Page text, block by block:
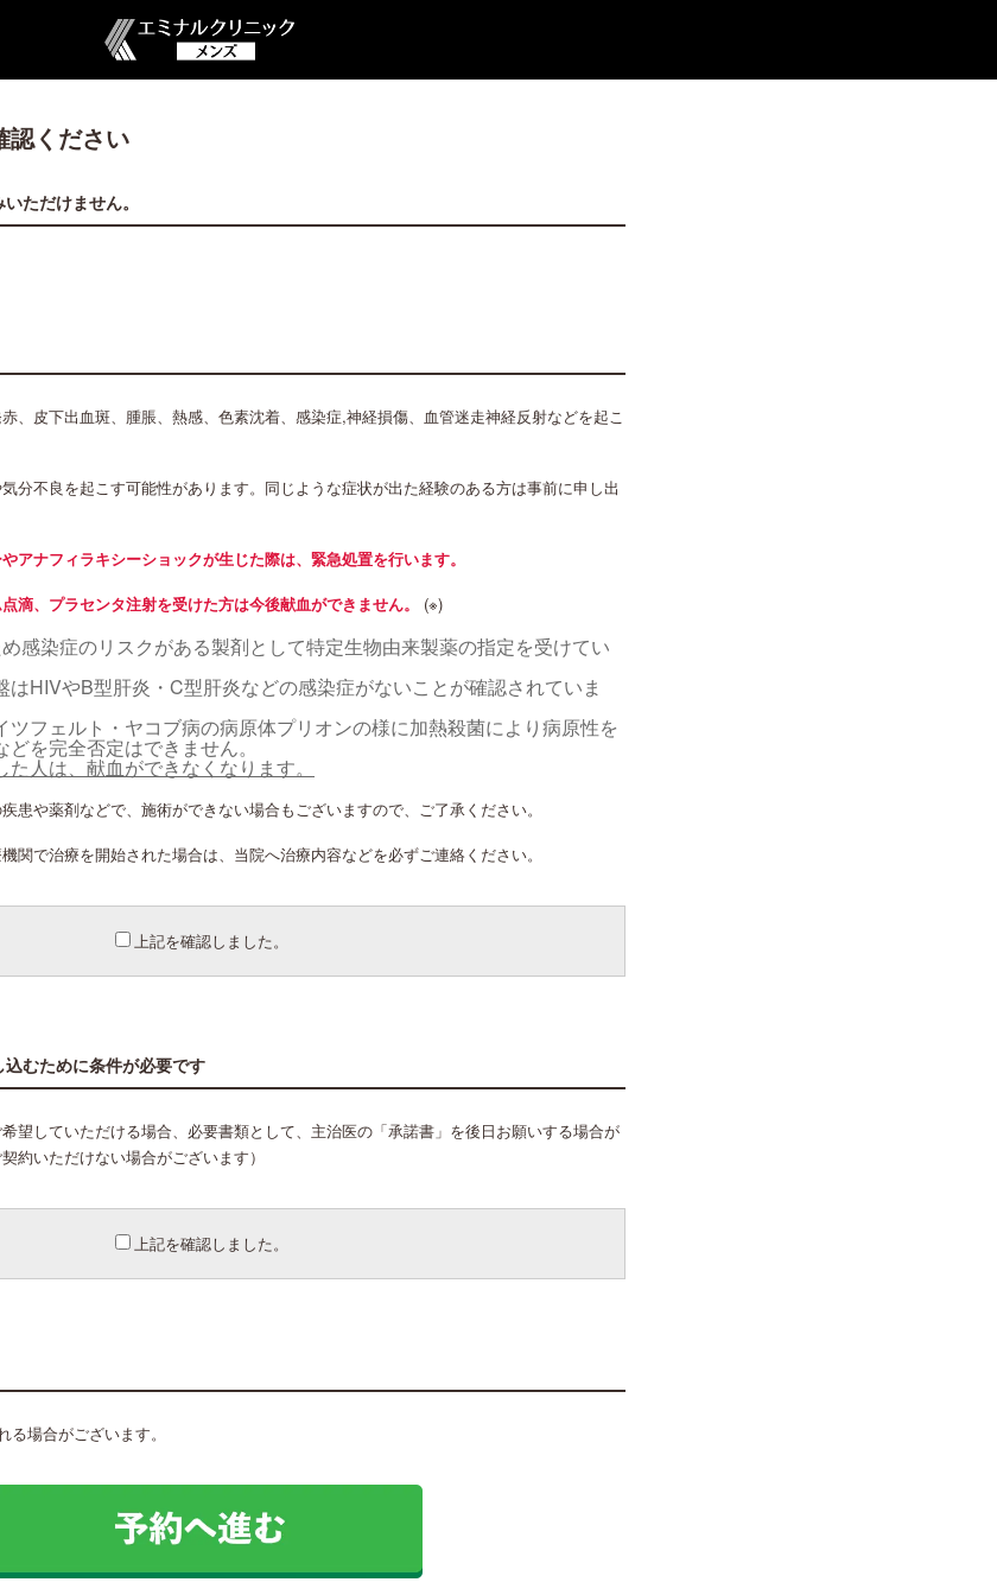
認ください
ただけません。
、皮下出血斑、腫脹、熱感、色素沈着、感染症,神経損傷、血管迷走神経反射などを起こ
分不良を起こす可能性があります。同じような症状が出た経験のある方は事前に申し出
アナフィラキシーショックが生じた際は、緊急処置を行います。
滴、プラセンタ注射を受けた方は今後献血ができません。
(※)
感染症のリスクがある製剤として特定生物由来製薬の指定を受けてい
はHIVやB型肝炎・C型肝炎などの感染症がないことが確認されていま
ツフェルト・ヤコブ病の病原体プリオンの様に加熱殺菌により病原性を
を完全否定はできません。
人は、献血ができなくなります。
患や薬剤などで、施術ができない場合もございますので、ご了承ください。
関で治療を開始された場合は、当院へ治療内容などを必ずご連絡ください。
上記を確認しました。
むために条件が必要です
望していただける場合、必要書類として、主治医の「承諾書」を後日お願いする場合が
約いただけない場合がございます）
上記を確認しました。
場合がございます。